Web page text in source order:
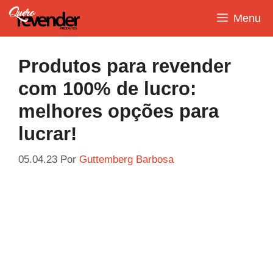
Pular
para
o
Menu
Produtos para revender
com 100% de lucro:
melhores opções para
lucrar!
05.04.23 Por Guttemberg Barbosa